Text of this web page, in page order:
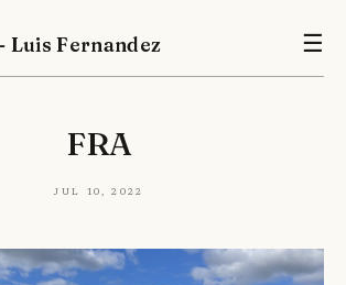
Luis Fernandez ☰
FRA
Jul 10, 2022